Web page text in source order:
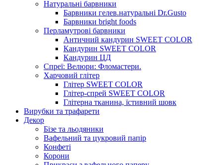
Натуральні барвники
Барвники гелев.натуральні Dr.Gusto
Барвники bright foods
Перламутрові барвники
Античний кандурин SWEET COLOR
Кандурин SWEET COLOR
Кандурин ЦД
Спреї: Велюри: Фломастери.
Харчовий глітер
Глітер SWEET COLOR
Глітер-спрей SWEET COLOR
Глітерна тканина, їстивний шовк
Вирубки та трафарети
Декор
Бізе та льодяники
Вафельний та цукровий папір
Конфеті
Корони